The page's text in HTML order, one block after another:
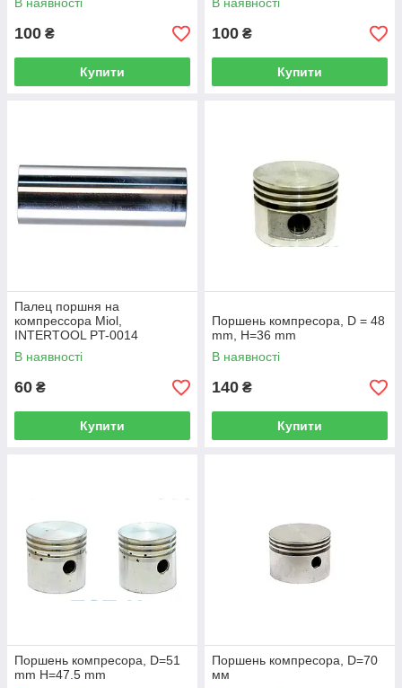
100 ₴
Купити
100 ₴
Купити
Палец поршня на
компрессора Miol,
INTERTOOL PT-0014
В наявності
60 ₴
Купити
Поршень компресора, D = 48
mm, H=36 mm
В наявності
140 ₴
Купити
Поршень компресора, D=51
mm H=47.5 mm
Поршень компресора, D=70
мм